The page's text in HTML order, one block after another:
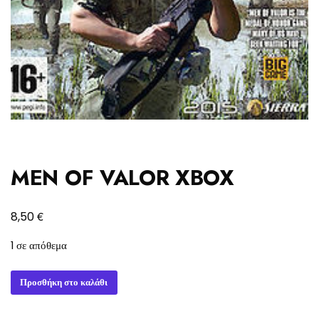
MEN OF VALOR XBOX
8,50€
1 σε απόθεμα
MEN
OF
Προσθήκη στο καλάθι